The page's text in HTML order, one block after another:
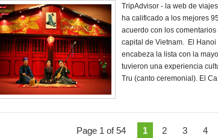
TripAdvisor - la web de
ha calificado a los mejores
acuerdo con los
capital de Vietnam. El
encabeza la lista con la
tuvieron una experiencia
Tru (canto ceremonial). El
Page 1 of 54 1 2 3 4